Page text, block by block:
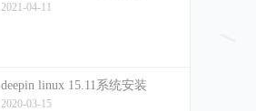
2021-04-11
deepin linux 15.11系统安装
2020-03-15